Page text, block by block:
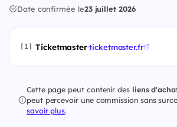
Date confirmée le23 juillet 2026
[1] Ticketmaster·ticketmaster.fr
Cette page peut contenir des liens
peut percevoir une commission sans
savoir plus.